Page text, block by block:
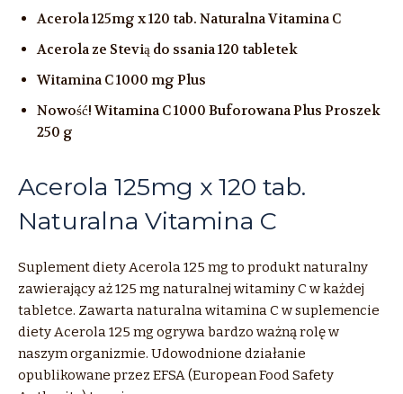
Acerola 125mg x 120 tab. Naturalna Vitamina C
Acerola ze Stevią do ssania 120 tabletek
Witamina C 1000 mg Plus
Nowość! Witamina C 1000 Buforowana Plus Proszek
250 g
Acerola 125mg x 120 tab.
Naturalna Vitamina C
Suplement diety Acerola 125 mg to produkt naturalny
zawierający aż 125 mg naturalnej witaminy C w każdej
tabletce. Zawarta naturalna witamina C w suplemencie
diety Acerola 125 mg ogrywa bardzo ważną rolę w
naszym organizmie. Udowodnione działanie
opublikowane przez EFSA (European Food Safety